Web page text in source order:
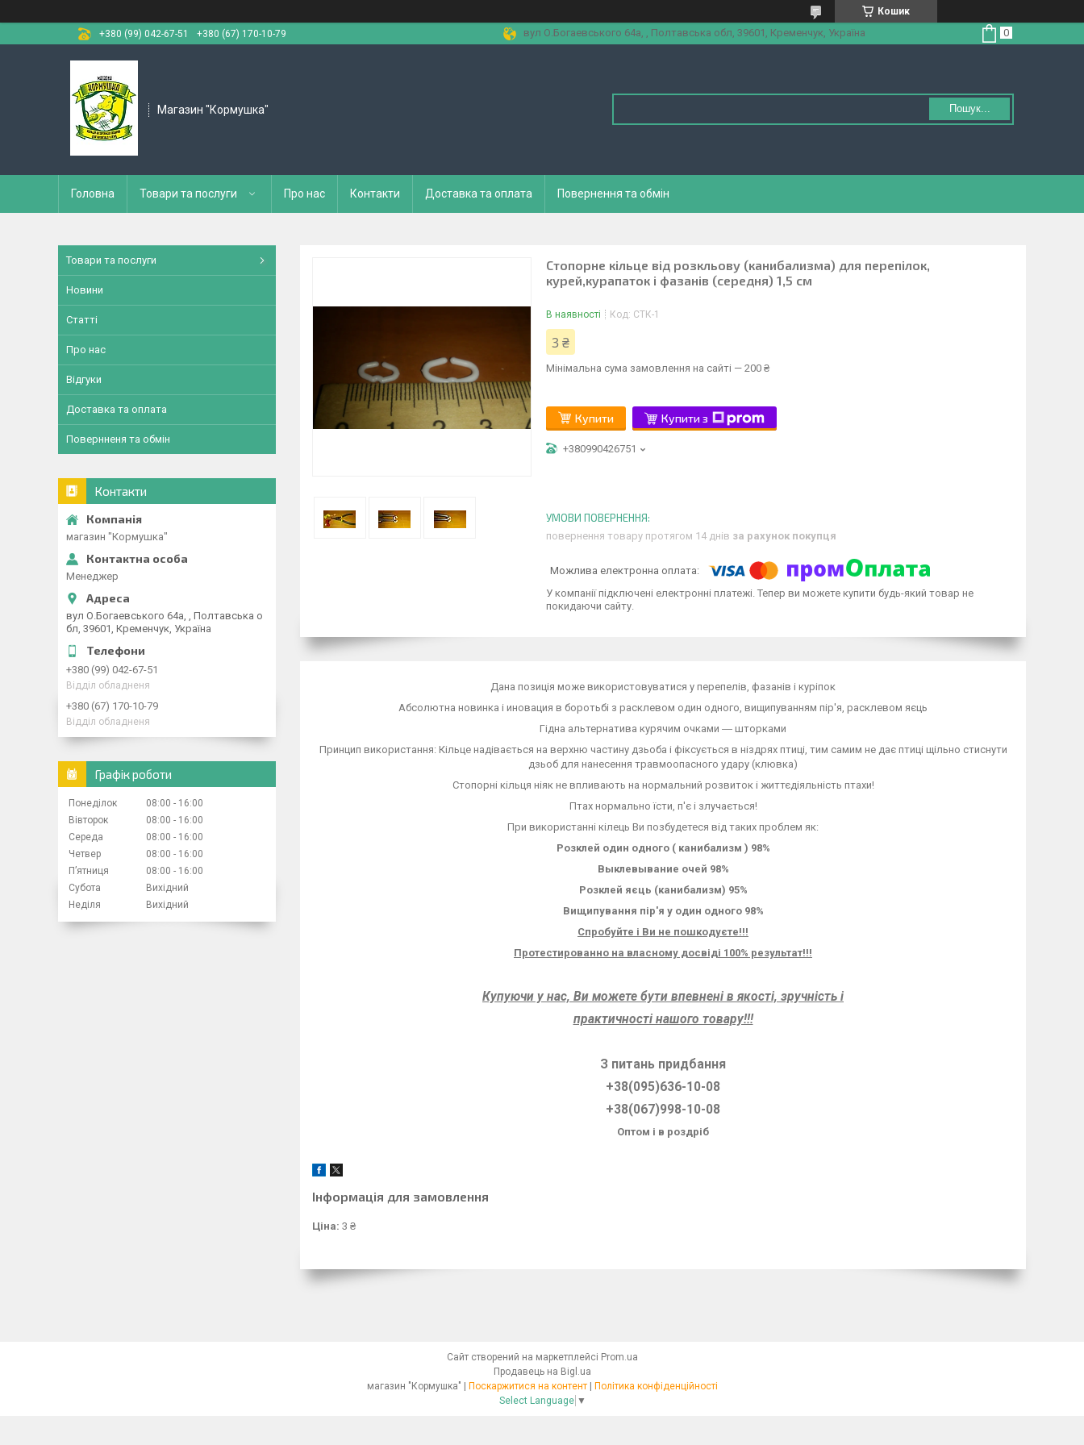
Кошик
+380 (99) 042-67-51
+380 (67) 170-10-79 вул О.Богаевського 64а, , Полтавська обл, 39601, Кременчук, Україна
Магазин "Кормушка" Пошук...
Головна Товари та послуги Про нас Контакти Доставка та оплата Повернення та обмін
Стопорне кільце від розкльову (канибализма) для перепілок,
курей,курапаток і фазанів (середня) 1,5 см
В наявності Код: СТК-1
3 ₴
Мінімальна сума замовлення на сайті — 200 ₴
Купити Купити з
+380990426751
повернення товару протягом 14 днів за рахунок покупця
У компанії підключені електронні платежі. Тепер ви можете купити будь-який товар не
покидаючи сайту.
Дана позиція може використовуватися у перепелів, фазанів і куріпок
Абсолютна новинка і иновация в боротьбі з расклевом один одного, вищипуванням пір'я, расклевом яєць
Гідна альтернатива курячим очками ― шторками
Принцип використання: Кільце надівається на верхню частину дзьоба і фіксується в ніздрях птиці, тим самим не дає птиці щільно стиснути
дзьоб для нанесення травмоопасного удару (клювка)
Стопорні кільця ніяк не впливають на нормальний розвиток і життєдіяльність птахи!
Птах нормально їсти, п'є і злучається!
При використанні кілець Ви позбудетеся від таких проблем як:
Розклей один одного ( канибализм ) 98%
Выклевывание очей 98%
Розклей яєць (канибализм) 95%
Вищипування пір'я у один одного 98%
Спробуйте і Ви не пошкодуєте!!!
Протестированно на власному досвіді 100% результат!!!
Купуючи у нас, Ви можете бути впевнені в якості, зручність і
практичності нашого товару!!!
З питань придбання
+38(095)636-10-08
+38(067)998-10-08
Оптом і в роздріб
Інформація для замовлення
Ціна: 3 ₴
Товари та послуги
Новини
Статті
Про нас
Відгуки
Доставка та оплата
Повернненя та обмін
Контакти
магазин "Кормушка"
Менеджер
вул О.Богаевського 64а, , Полтавська о
бл, 39601, Кременчук, Україна
+380 (99) 042-67-51
Відділ обладненя
+380 (67) 170-10-79
Відділ обладненя
Графік роботи
Понеділок 08:00
16:00
Вівторок
08:00
16:00
Середа
08:00
16:00
Четвер
08:00
16:00
Пʼятниця
08:00
16:00
Субота
Вихідний
Неділя
Вихідний
Сайт створений на маркетплейсі Prom.ua
Продавець на Bigl.ua
магазин "Кормушка" | Поскаржитися на контент | Політика конфіденційності
Select Language ▼